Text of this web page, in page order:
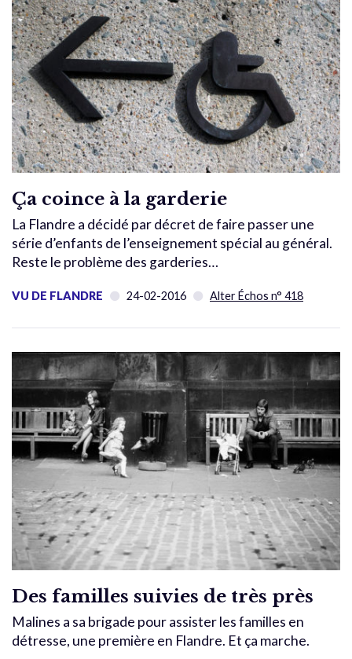
Ça coince à la garderie
La Flandre a décidé par décret de faire passer une
série d’enfants de l’enseignement spécial au général.
Reste le problème des garderies…
VU DE FLANDRE 24-02-2016 Alter Échos n° 418
Des familles suivies de très près
Malines a sa brigade pour assister les familles en
détresse, une première en Flandre. Et ça marche.